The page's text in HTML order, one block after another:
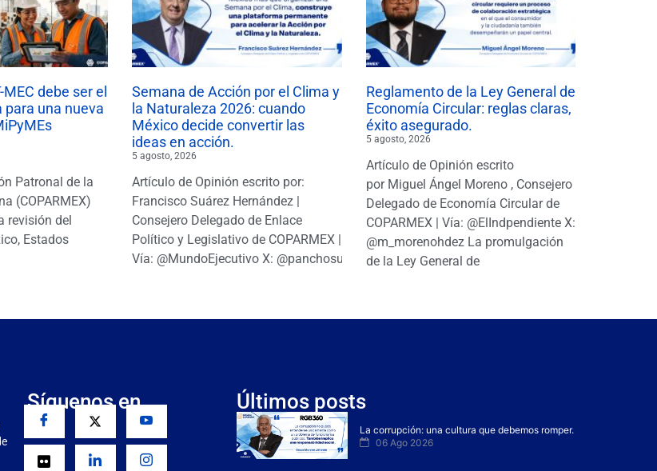
debe ser el
para una nueva
Patronal de la
(COPARMEX)
revisión del
Estados
Semana de Acción por el Clima y
la Naturaleza 2026: cuando
México decide convertir las
ideas en acción.
5 agosto, 2026
Artículo de Opinión escrito por:
Francisco Suárez Hernández |
Consejero Delegado de Enlace
Político y Legislativo de COPARMEX |
Vía: @MundoEjecutivo X: @panchosuarezh
Reglamento de la Ley General de
Economía Circular: reglas claras,
éxito asegurado.
5 agosto, 2026
Artículo de Opinión escrito
por Miguel Ángel Moreno , Consejero
Delegado de Economía Circular de
COPARMEX | Vía: @ElIndpendiente X:
@m_morenohdez La promulgación
de la Ley General de
Síguenos en Últimos posts
La corrupción: una cultura que debemos romper.
06 Ago 2026